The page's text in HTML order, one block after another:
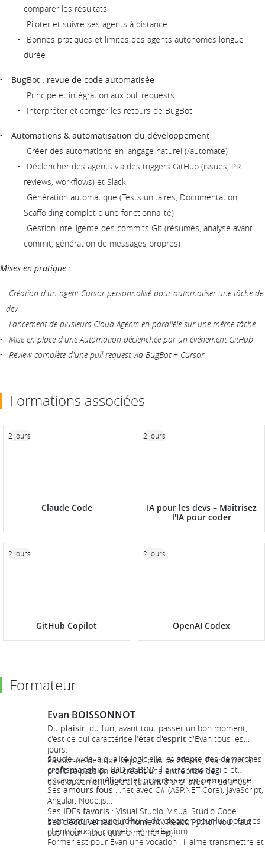
comparer les résultats
Piloter et suivre ses agents à distance
Bonnes pratiques et limites des agents autonomes longue
durée
BugBot : revue de code automatisée
Principe et intégration aux pull requests
Interpréter et corriger les retours de BugBot
Automations & automatisation du développement
Créer des automations en langage naturel (/automate)
Déclencher des agents via des triggers GitHub (issues, PR
reviews, workflows) et Slack
Génération automatique (Tests unitaires, Documentation,
Scaffolding complet d'une fonctionnalité)
Gestion intelligente des commits Git (résumés, analyse avant
commit, génération de messages propres)
Mises en pratique :
Création d'un agent Cursor personnalisé pour automatiser une tâche de
dev
Lancement de plusieurs Cloud Agents en parallèle sur une même tâche
Mise en place d'une Automation déclenchée par un événement GitHub
Review complète d'une pull request via BugBot + Cursor
Formations associées
Claude Code
2 jours
IA pour les devs – Maîtrisez
l'IA pour coder
2 jours
GitHub Copilot
2 jours
OpenAI Codex
2 jours
Formateur
Evan BOISSONNOT
Du plaisir, du fun, avant tout passer un bon moment,
c'est ce qui caractérise l'état d'esprit d'Evan tous les
jours.
Passionné de code depuis plus de 20 ans, Evan a mis à
profit sa passion en créant une entreprise de
développement logiciel (durant 8 ans, avec 14 salariés).
Soucieux de la qualité logicielle, et adepte des démarches
craftsmanship,TDDetBDD, il a une vision agile et
essaye de s’améliorer et progresser en permanence.
Ses amours fous: .net avec C# (ASP.NET Core), JavaScript,
Angular, Node.js
Ses IDEs favoris : Visual Studio, Visual Studio Code
Sesdécouvertes du moment: React, Python (oui, faut
pas mourir idiot quand même :=p)
Evan continue aujourd’hui à développer, pour lui, pour ses
clients (audits, conseils, et réalisation).
Former est pour Evan une vocation : il aime transmettre et